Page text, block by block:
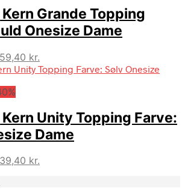
Grande Topping
Onesize Dame
kr.
aktuelle
Unity Topping Farve:
Dame
kr.